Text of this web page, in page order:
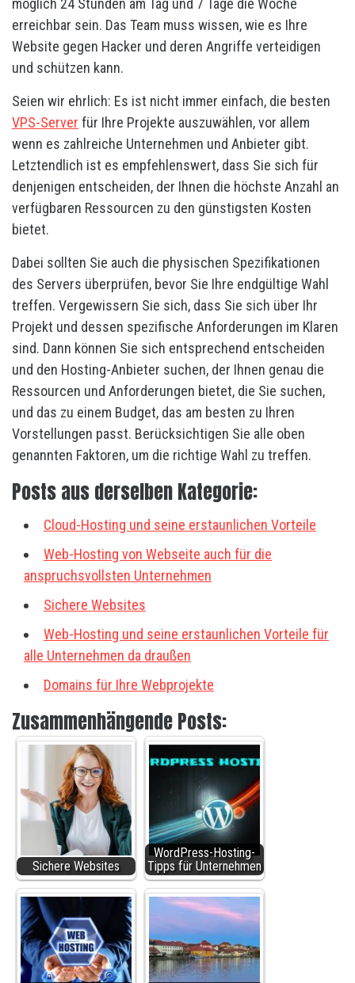
möglich 24 Stunden am Tag und 7 Tage die Woche
erreichbar sein. Das Team muss wissen, wie es Ihre
Website gegen Hacker und deren Angriffe verteidigen
und schützen kann.
Seien wir ehrlich: Es ist nicht immer einfach, die besten
VPS-Server für Ihre Projekte auszuwählen, vor allem
wenn es zahlreiche Unternehmen und Anbieter gibt.
Letztendlich ist es empfehlenswert, dass Sie sich für
denjenigen entscheiden, der Ihnen die höchste Anzahl an
verfügbaren Ressourcen zu den günstigsten Kosten
bietet.
Dabei sollten Sie auch die physischen Spezifikationen
des Servers überprüfen, bevor Sie Ihre endgültige Wahl
treffen. Vergewissern Sie sich, dass Sie sich über Ihr
Projekt und dessen spezifische Anforderungen im Klaren
sind. Dann können Sie sich entsprechend entscheiden
und den Hosting-Anbieter suchen, der Ihnen genau die
Ressourcen und Anforderungen bietet, die Sie suchen,
und das zu einem Budget, das am besten zu Ihren
Vorstellungen passt. Berücksichtigen Sie alle oben
genannten Faktoren, um die richtige Wahl zu treffen.
Posts aus derselben Kategorie:
Cloud-Hosting und seine erstaunlichen Vorteile
Web-Hosting von Webseite auch für die
anspruchsvollsten Unternehmen
Sichere Websites
Web-Hosting und seine erstaunlichen Vorteile für
alle Unternehmen da draußen
Domains für Ihre Webprojekte
Zusammenhängende Posts:
Sichere Websites
WordPress-Hosting-
Tipps für Unternehmen